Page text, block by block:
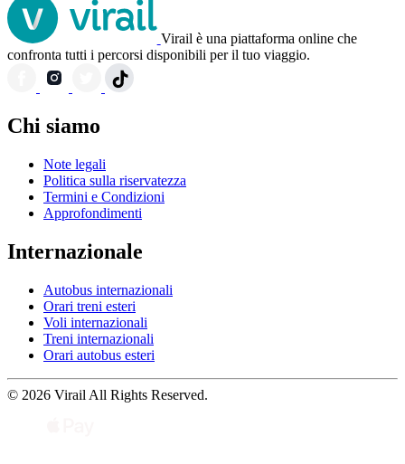
Virail è una piattaforma online che
confronta tutti i percorsi disponibili per il tuo viaggio.
Chi siamo
Note legali
Politica sulla riservatezza
Termini e Condizioni
Approfondimenti
Internazionale
Autobus internazionali
Orari treni esteri
Voli internazionali
Treni internazionali
Orari autobus esteri
© 2026 Virail All Rights Reserved.